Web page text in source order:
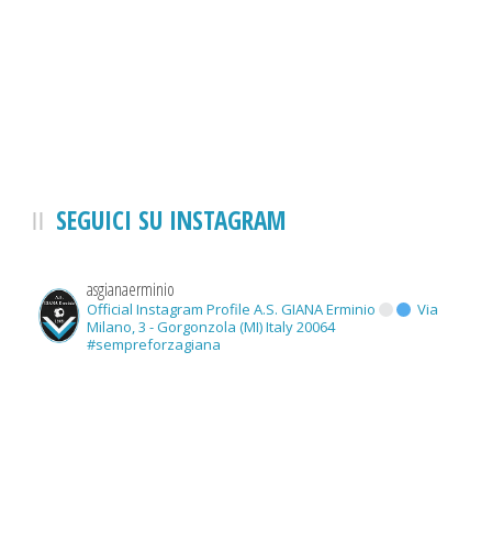
SEGUICI SU INSTAGRAM
asgianaerminio
Official Instagram Profile A.S. GIANA Erminio
Via
Milano, 3 - Gorgonzola (MI) Italy 20064
#sempreforzagiana